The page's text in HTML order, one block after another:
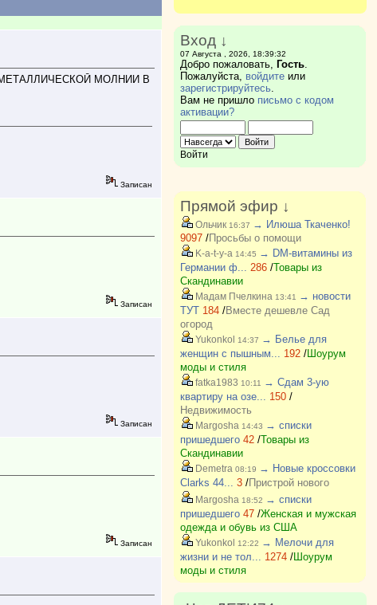
МОЛНИИ В
Записан
Записан
Записан
Записан
Вход ↓
07 Августа , 2026, 18:39:32
Добро пожаловать, Гость.
Пожалуйста, войдитеили
зарегистрируйтесь.
Вам не пришло письмо с кодом
активации?
Войти
Прямой эфир ↓
Ольчик16:37 → Илюша Ткаченко!
9097/Просьбы о помощи
K-a-t-y-a 14:45 → DM-витамины из
Германии ф... 286/Товары из
Скандинавии
Мадам Пчелкина 13:41
→ новости
ТУТ 184/Вместе дешевле Сад
огород
Yukonkol 14:37 → Белье для
женщин с пышным... 192/Шоурум
моды и стиля
fatka1983 10:11
→ Сдам 3-ую
квартиру на озе... 150/
Недвижимость
Margosha 14:43 → списки
пришедшего 42/Товары из
Скандинавии
Demetra 08:19 → Новые кроссовки
Clarks 44... 3/Пристрой нового
Margosha 18:52 → списки
пришедшего 47/Женская и мужская
одежда и обувь из США
Yukonkol 12:22 → Мелочи для
жизни и не тол... 1274/Шоурум
моды и стиля